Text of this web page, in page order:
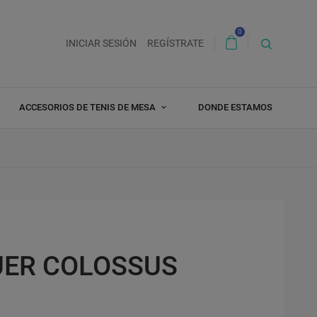
INICIAR SESIÓN REGÍSTRATE
0
ACCESORIOS DE TENIS DE MESA DONDE ESTAMOS
COLOSSUS